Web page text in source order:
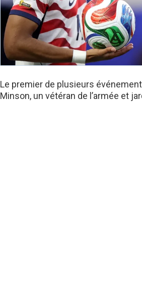
Le premier de plusieurs
Minson, un vétéran de l’armée et